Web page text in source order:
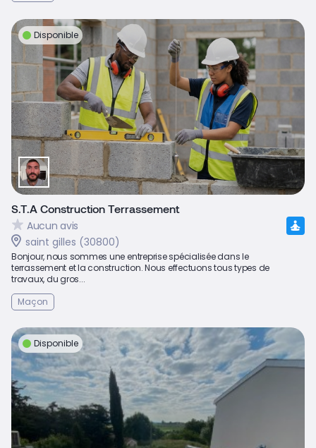
Disponible
S.T.A Construction Terrassement
Aucun avis
saint gilles (30800)
Bonjour, nous sommes une entreprise spécialisée dans le
terrassement et la construction. Nous effectuons tous types de
travaux, du gros...
Maçon
Disponible